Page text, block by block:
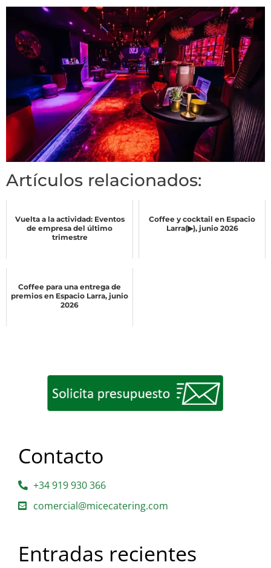
Artículos relacionados:
Vuelta a la actividad: Eventos
de empresa del último
trimestre
Coffee y cocktail en Espacio
Larra(▶), junio 2026
Coffee para una entrega de
premios en Espacio Larra, junio
2026
Contacto
+34 919 930 366
comercial@micecatering.com
Entradas recientes